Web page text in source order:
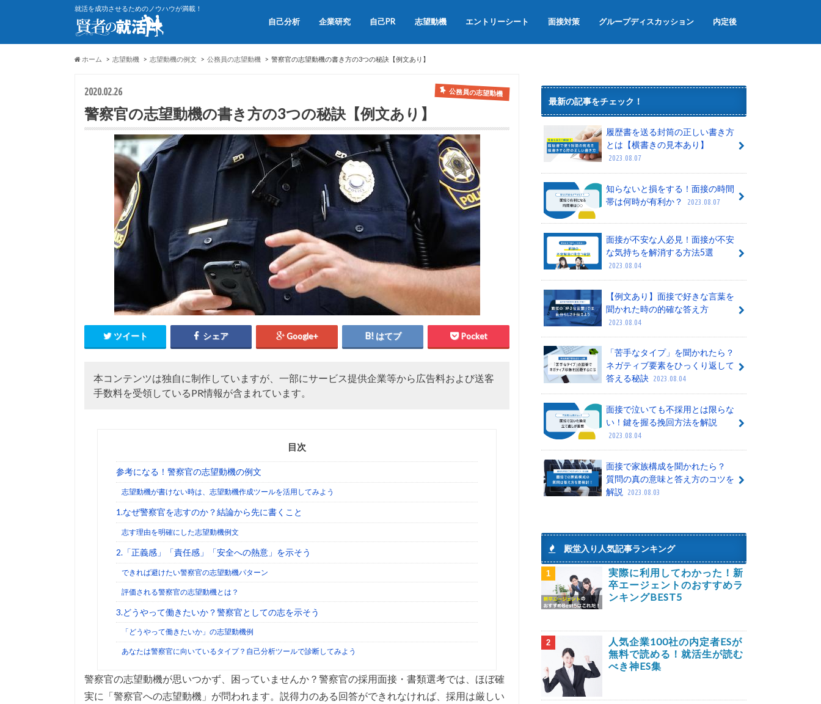
就活を成功させるためのノウハウが満載！
自己分析 企業研究
会社説明会
OB訪問
自己PR
自己PRの書き方
自己PRの例文集
志望動機
志望動機の書き方
志望動機の例文
エントリーシート 面接対策
面接のマナー
面接でよく聞かれる質問
グループディスカッション
グループワーク
内定後
内定辞退
内定者懇親会
内定式
ホーム 志望動機 志望動機の例文 公務員の志望動機 警察官の志望動機の書き方の3つの秘訣【例文あり】
2020.02.26 公務員の志望動機
警察官の志望動機の書き方の3つの秘訣【例文あり】
ツイート シェア Google+ はてブ Pocket
本コンテンツは独自に制作していますが、一部にサービス提供企業等から広告料および送客
手数料を受領しているPR情報が含まれています。
目次
参考になる！警察官の志望動機の例文
志望動機が書けない時は、志望動機作成ツールを活用してみよう
1.なぜ警察官を志すのか？結論から先に書くこと
志す理由を明確にした志望動機例文
2.「正義感」「責任感」「安全への熱意」を示そう
できれば避けたい警察官の志望動機パターン
評価される警察官の志望動機とは？
3.どうやって働きたいか？警察官としての志を示そう
「どうやって働きたいか」の志望動機例
あなたは警察官に向いているタイプ？自己分析ツールで診断してみよう
警察官の志望動機が思いつかず、困っていませんか？警察官の採用面接・書類選考では、ほぼ確
実に「警察官への志望動機」が問われます。説得力のある回答ができれなければ、採用は厳しい
最新の記事をチェック！
履歴書を送る封筒の正しい書き方
とは【横書きの見本あり】
2023.08.07
知らないと損をする！面接の時間
帯は何時が有利か？
2023.08.07
面接が不安な人必見！面接が不安
な気持ちを解消する方法5選
2023.08.04
【例文あり】面接で好きな言葉を
聞かれた時の的確な答え方
2023.08.04
「苦手なタイプ」を聞かれたら？
ネガティブ要素をひっくり返して
答える秘訣 2023.08.04
面接で泣いても不採用とは限らな
い！鍵を握る挽回方法を解説
2023.08.04
面接で家族構成を聞かれたら？
質問の真の意味と答え方のコツを
解説
2023.08.03
殿堂入り人気記事ランキング
1
実際に利用してわかった！新
卒エージェントのおすすめラ
ンキングBEST5
2
人気企業100社の内定者ESが
無料で読める！就活生が読む
べき神ES集